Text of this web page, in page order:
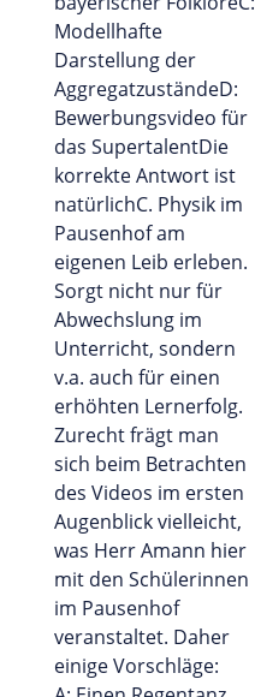
Modellhafte
Darstellung der
AggregatzuständeD:
Bewerbungsvideo für
das SupertalentDie
korrekte Antwort ist
natürlichC. Physik im
Pausenhof am
eigenen Leib erleben.
Sorgt nicht nur für
Abwechslung im
Unterricht, sondern
v.a. auch für einen
erhöhten Lernerfolg.
Zurecht frägt man
sich beim Betrachten
des Videos im ersten
Augenblick vielleicht,
was Herr Amann hier
mit den Schülerinnen
im Pausenhof
veranstaltet. Daher
einige Vorschläge: